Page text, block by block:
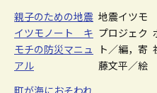
親子のための地震
イツモノート キ
モチの防災マニュ
アル
地震イツモ
プロジェク
ト／編，寄
藤文平／絵
町が海におそわれ